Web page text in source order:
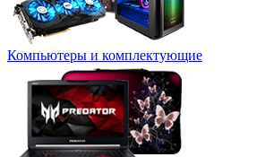
Компьютеры и комплектующие